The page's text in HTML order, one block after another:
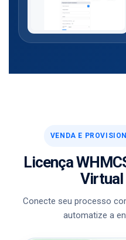
VENDA E
Licença
Virtual
Conecte seu processo
automatize a